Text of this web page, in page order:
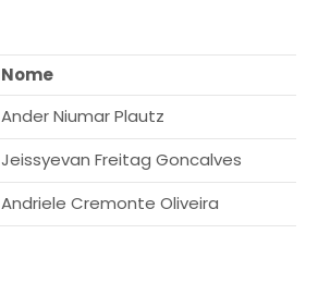
Nome
Ander Niumar Plautz
Jeissyevan Freitag Goncalves
Andriele Cremonte Oliveira